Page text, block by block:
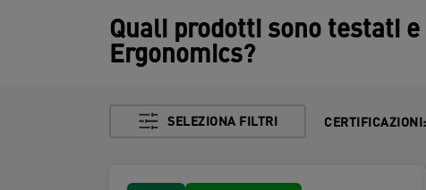
Quali prodotti sono testati
Ergonomics?
SELEZIONA FILTRI CERTIFICAZIONI :